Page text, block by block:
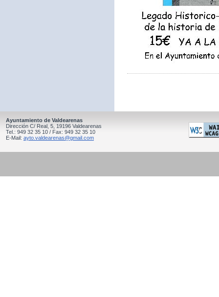
Ayuntamiento de Valdearenas
Dirección C/ Real, 5, 19196 Valdearenas
Tel.: 949 32 35 10 / Fax: 949 32 35 10
E-Mail: ayto.valdearenas@gmail.com